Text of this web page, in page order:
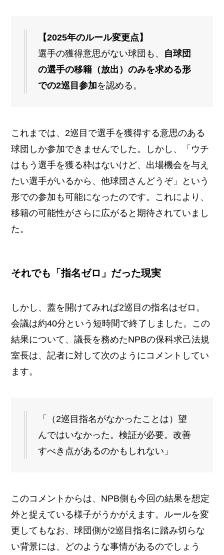
【2025年のルール変更点】
選手の獲得意思がない球団も、 自球団
の選手の移籍（放出）のみを求める形
での2巡目参加を認める。
これまでは、2巡目で選手を獲得する意思のある
球団しか参加できませんでした。しかし、「ウチ
はもう選手を獲る枠はないけど、出場機会を与え
たい選手がいるから、他球団さんどうぞ」という
形での参加も可能になったのです。これにより、
移籍の可能性がさらに広がると期待されていまし
た。
それでも「指名ゼロ」だった現実
しかし、蓋を開けてみれば2巡目の指名はゼロ。
会議は約40分という短時間で終了しました。この
結果について、議長を務めたNPBの保科求己法規
室長は、記者に対して次のようにコメントしてい
ます。
「（2巡目指名がなかったことは）望
んではいなかった。検証が必要。改善
すべき点があるのかもしれない」
このコメントからは、NPB側も今回の結果を想定
外と捉えている様子がうかがえます。ルールを変
更してもなお、球団側が2巡目指名に踏み切らな
い背景には、どのような事情があるのでしょう